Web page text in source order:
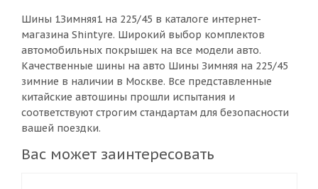
Шины 1Зимняя1 на 225/45 в каталоге интернет-
магазина Shintyre. Широкий выбор комплектов
автомобильных покрышек на все модели авто.
Качественные шины на авто Шины Зимняя на 225/45
зимние в наличии в Москве. Все представленные
китайские автошины прошли испытания и
соответствуют строгим стандартам для безопасности
вашей поездки.
Вас может заинтересовать